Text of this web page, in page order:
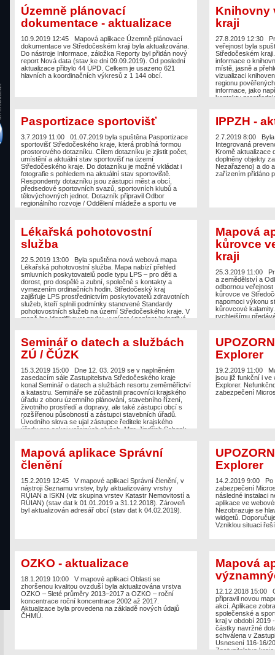
různých odborů, zejména Odboru životního prostředí a
zemědělství, Odboru majetku, Odboru dopravy a
Odboru územního plánování a stavebního řádu.
Zakoupením tohoto zařízení se očekává vyšší úroveň
kvality sběru prostorových dat a tím vyšší efektivita při
rozhodovacích procesech. Výběrové řízení na dodávku
zboží zajistil Odbor informatiky.
mapu, tzn. pokud
dotazníkový
vybranými
sportovišť
strategický
Středočeském
Středočeského
zjistit počet,
Středočeského
zástupci měst a
sportovních klubů
všem, kteří se
Územně plánovací
dokumentace - aktualizace
10.9.2019 12:45
Mapová aplikace Územně plánovací
dokumentace ve Středočeském kraji byla aktualizována.
Do nástroje Informace, záložka Reporty byl přidán nový
report Nová data (stav ke dni 09.09.2019). Od poslední
aktualizace přibylo 44 ÚPD. Celkem je usazeno 621
hlavních a koordinačních výkresů z 1 144 obcí.
Knihovny
kraji
27.8.2019 12:30
veřejnost byla
Středočeském
informace o
místě, jasně a
vizualizaci
regionu
informace, jako
kontakty
koncepce a
spolupráci s
vědecká knihovna
podnět Odboru
Pasportizace sportovišť
3.7.2019 11:00 01.07.2019 byla spuštěna Pasportizace
sportovišť Středočeského kraje, která probíhá formou
prostorového dotazníku. Cílem dotazníku je zjistit počet,
umístění a aktuální stav sportovišť na území
Středočeského kraje. Do dotazníku je možné vkládat i
fotografie s pohledem na aktuální stav sportoviště.
Respondenty dotazníku jsou zástupci měst a obcí,
předsedové sportovních svazů, sportovních klubů a
tělovýchovných jednot. Dotazník připravil Odbor
regionálního rozvoje / Oddělení mládeže a sportu ve
IPPZH -
2.7.2019 8:00
Integrovaná
Kromě aktualizace
doplněny objekty
Nezařazeno) a do
zařízením přidáno
Lékařská pohotovostní
služba
22.5.2019 13:00
Byla spuštěna nová webová mapa
Lékařská pohotovostní služba. Mapa nabízí přehled
smluvních poskytovatelů podle typu LPS – pro děti a
dorost, pro dospělé a zubní, společně s kontakty a
vymezením ordinačních hodin. Středočeský kraj
zajišťuje LPS prostřednictvím poskytovatelů zdravotních
služeb, kteří splnili podmínky stanovené Standardy
pohotovostních služeb na území Středočeského kraje. V
mapě lze identifikovat prvky, vypínat / zapínat jednotlivé
interaktivní webovou prezentaci prostorových dat, která
je primárně optimalizována pro prohlížeče mobilních
zařízeních. Mapu připravil Odbor informatiky ve
dispozici na webové stránce vyhrazené pro Odbor
zdravotnictví ZDE. Data jsou prezentována nad
podkladovou mapou poskytovatele Mapy.CZ /
Seznam.CZ.
Mapová
kůrovce
kraji
25.3.2019 11:00
a zemědělství a
odbornou
kůrovce ve
napomoci výkonu
kůrovcové
rychlejšímu
včas
aktualizovat mapu
zejména zástupci
zástupci státního
veřejnost je
lokalizace podává
odhadovaném
objemu
nastavena kontrola
Seminář o datech a službách
ZÚ / ČÚZK
15.3.2019 15:00
Dne 12. 03. 2019 se v naplněném
zasedacím sále Zastupitelstva Středočeského kraje
konal Seminář o datech a službách resortu zeměměřictví
a katastru. Semináře se zúčastnili pracovníci krajského
úřadu z oboru územního plánování, stavebního řízení,
životního prostředí a dopravy, ale také zástupci obcí s
rozšířenou působností a zástupci stavebních úřadů.
Úvodního slova se ujal zástupce ředitele krajského
úřadu pro sekci veřejných služeb, Mgr. Jindřich Schenk.
Účastníci se dozvěděli novinky z oblasti informačního
systému veřejné správy zeměměřictví, zejména
informace o aktualizaci Základní Báze Geografických
přehled o inovovaných aplikacích Zeměměřického
úřadu. V neposlední řadě byli informováni o datech a
službách z katastru nemovitostí. Seminář zorganizoval
Odbor informatiky.
Explorer
19.2.2019 11:00
jsou již funkční i ve
Explorer.
zabezpečení
Mapová aplikace Správní
členění
15.2.2019 12:45 V mapové aplikaci Správní členění, v
nástroji Seznamu vrstev, byly aktualizovány vrstvy
RÚIAN a ISKN (viz skupina vrstev Katastr Nemovitostí a
RÚIAN) (stav dat k 01.01.2019 a 31.12.2018). Zároveň
byl aktualizován adresář obcí (stav dat k 04.02.2019).
Explorer
14.2.2019 9:00
zabezpečení
následné instalaci
aplikace ve
Nezobrazuje se
widgetů.
Vzniklou situaci
OZKO - aktualizace
18.1.2019 10:00 V mapové aplikaci Oblasti se
zhoršenou kvalitou ovzduší byla aktualizována vrstva
OZKO – 5leté průměry 2013–2017 a OZKO – roční
koncentrace roční koncentrace 2002 až 2017.
Aktualizace byla provedena na základě nových údajů
ČHMÚ.
Mapová
12.12.2018 15:00
připravil novou
akcí. Aplikace
společenské a
kraj v období 2019
částky navržné
schválena v
Usnesení 116-16/
Zastupitelstva